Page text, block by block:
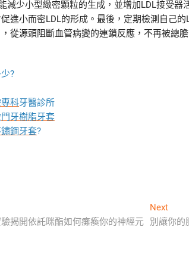
減少小型緻密顆粒的生成，並增加LDL接受
進小而密LDL的形成。最後，定期檢測自己
從源頭阻斷血管病變的連鎖反應，不再被總
?
科牙醫診所
門牙樹脂牙套
鋼牙套?
揭開依託咪酯如何癱瘓你的神經元
NextNext
post:
別讓你的